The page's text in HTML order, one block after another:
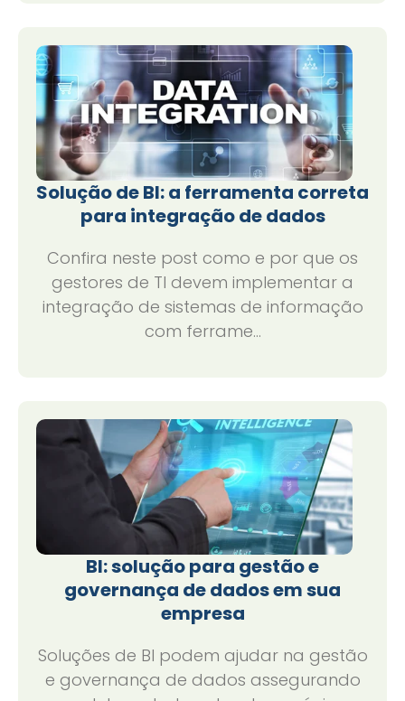
Solução de BI: a ferramenta correta
para integração de dados
Confira neste post como e por que os
gestores de TI devem implementar a
integração de sistemas de informação
com ferrame...
BI: solução para gestão e
governança de dados em sua
empresa
Soluções de BI podem ajudar na gestão
e governança de dados assegurando